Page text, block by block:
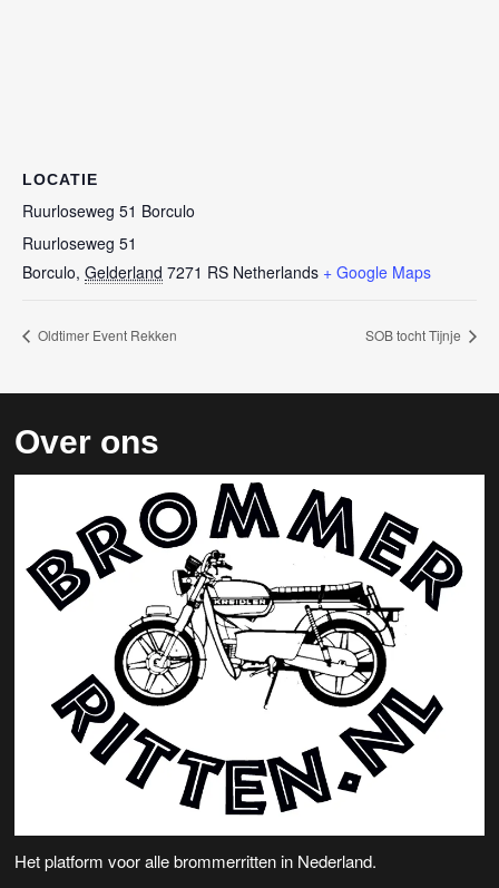
LOCATIE
Ruurloseweg 51 Borculo
Ruurloseweg 51
Borculo, Gelderland 7271 RS Netherlands + Google Maps
Oldtimer Event Rekken SOB tocht Tijnje
Over ons
Het platform voor alle brommerritten in Nederland.